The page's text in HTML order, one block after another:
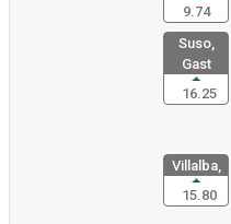
9.74
Suso,
Gast
16.25
Villalba,
15.80